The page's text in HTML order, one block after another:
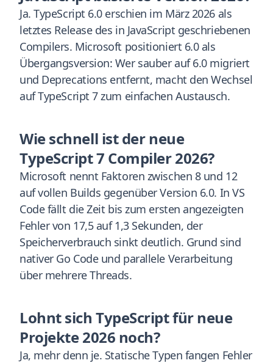
Ja. TypeScript 6.0 erschien im März 2026 als
letztes Release des in JavaScript geschriebenen
Compilers. Microsoft positioniert 6.0 als
Übergangsversion: Wer sauber auf 6.0 migriert
und Deprecations entfernt, macht den Wechsel
auf TypeScript 7 zum einfachen Austausch.
Wie schnell ist der neue
TypeScript 7 Compiler 2026?
Microsoft nennt Faktoren zwischen 8 und 12
auf vollen Builds gegenüber Version 6.0. In VS
Code fällt die Zeit bis zum ersten angezeigten
Fehler von 17,5 auf 1,3 Sekunden, der
Speicherverbrauch sinkt deutlich. Grund sind
nativer Go Code und parallele Verarbeitung
über mehrere Threads.
Lohnt sich TypeScript für neue
Projekte 2026 noch?
Ja, mehr denn je. Statische Typen fangen Fehler